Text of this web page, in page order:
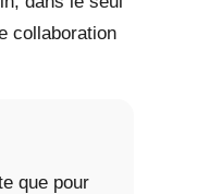
collaboration
que pour